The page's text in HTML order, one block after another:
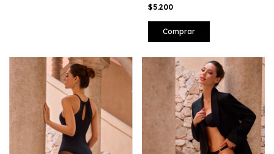
$5.200
Comprar